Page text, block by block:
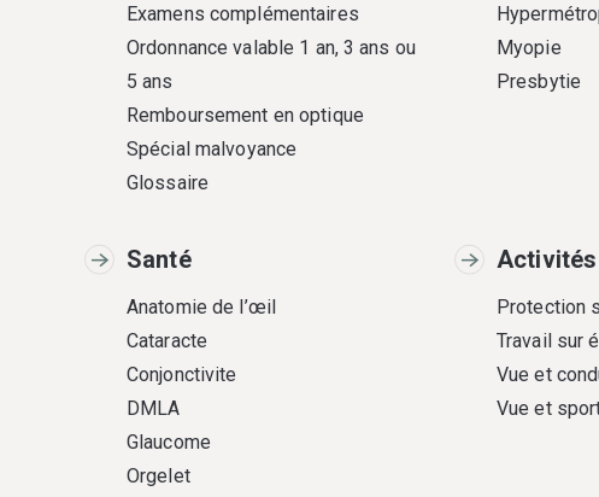
Examens complémentaires
Ordonnance valable 1 an, 3 ans ou
5 ans
Remboursement en optique
Spécial malvoyance
Glossaire
Myopie
Presbytie
Santé
Anatomie de l’œil
Cataracte
Conjonctivite
DMLA
Glaucome
Orgelet
Activités
Protection
Travail sur
Vue et
Vue et